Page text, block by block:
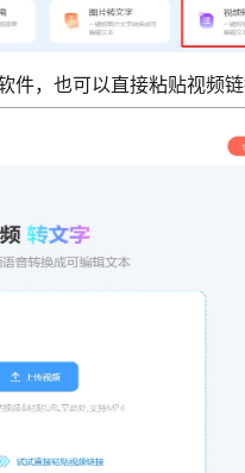
，也可以直接粘贴视频链